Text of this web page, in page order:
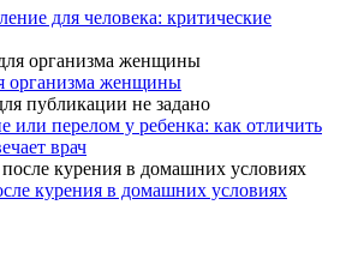
для человека: критические
организма женщины
или перелом у ребенка: как отличить
врач
курения в домашних условиях